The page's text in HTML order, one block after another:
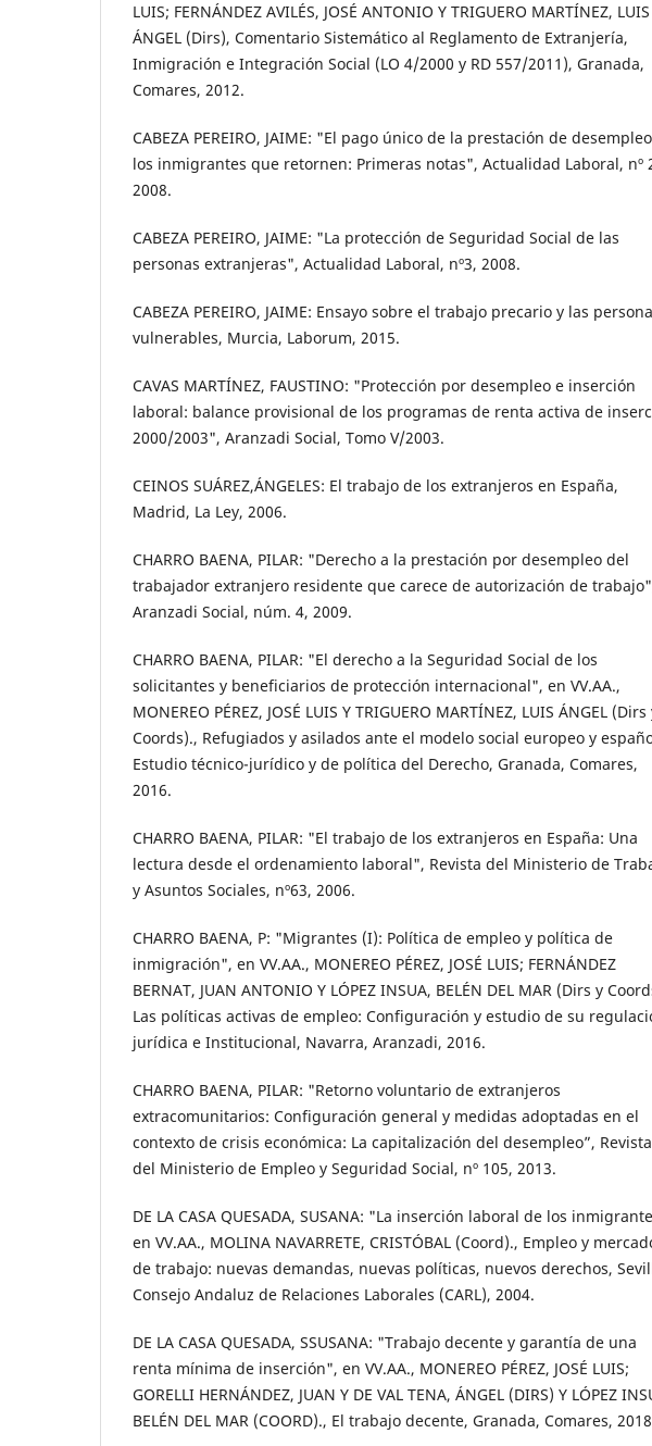
LUIS; FERNÁNDEZ AVILÉS, JOSÉ ANTONIO Y TRIGUERO MARTÍNEZ, LUIS
ÁNGEL (Dirs), Comentario Sistemático al Reglamento de Extranjería,
Inmigración e Integración Social (LO 4/2000 y RD 557/2011), Granada,
Comares, 2012.
CABEZA PEREIRO, JAIME: "El pago único de la prestación de
los inmigrantes que retornen: Primeras notas", Actualidad Laboral, nº
2008.
CABEZA PEREIRO, JAIME: "La protección de Seguridad Social de las
personas extranjeras", Actualidad Laboral, nº3, 2008.
CABEZA PEREIRO, JAIME: Ensayo sobre el trabajo precario y las
vulnerables, Murcia, Laborum, 2015.
CAVAS MARTÍNEZ, FAUSTINO: "Protección por desempleo e inserción
laboral: balance provisional de los programas de renta activa de
2000/2003", Aranzadi Social, Tomo V/2003.
CEINOS SUÁREZ,ÁNGELES: El trabajo de los extranjeros en España,
Madrid, La Ley, 2006.
CHARRO BAENA, PILAR: "Derecho a la prestación por desempleo del
trabajador extranjero residente que carece de autorización de
Aranzadi Social, núm. 4, 2009.
CHARRO BAENA, PILAR: "El derecho a la Seguridad Social de los
solicitantes y beneficiarios de protección internacional", en VV.AA.,
MONEREO PÉREZ, JOSÉ LUIS Y TRIGUERO MARTÍNEZ, LUIS ÁNGEL (Dirs
Coords)., Refugiados y asilados ante el modelo social europeo y
Estudio técnico-jurídico y de política del Derecho, Granada, Comares,
2016.
CHARRO BAENA, PILAR: "El trabajo de los extranjeros en España: Una
lectura desde el ordenamiento laboral", Revista del Ministerio de
y Asuntos Sociales, nº63, 2006.
CHARRO BAENA, P: "Migrantes (I): Política de empleo y política de
inmigración", en VV.AA., MONEREO PÉREZ, JOSÉ LUIS; FERNÁNDEZ
BERNAT, JUAN ANTONIO Y LÓPEZ INSUA, BELÉN DEL MAR (Dirs y
Las políticas activas de empleo: Configuración y estudio de su
jurídica e Institucional, Navarra, Aranzadi, 2016.
CHARRO BAENA, PILAR: "Retorno voluntario de extranjeros
extracomunitarios: Configuración general y medidas adoptadas en el
contexto de crisis económica: La capitalización del desempleo”, Revista
del Ministerio de Empleo y Seguridad Social, nº 105, 2013.
DE LA CASA QUESADA, SUSANA: "La inserción laboral de los
en VV.AA., MOLINA NAVARRETE, CRISTÓBAL (Coord)., Empleo y
de trabajo: nuevas demandas, nuevas políticas, nuevos derechos,
Consejo Andaluz de Relaciones Laborales (CARL), 2004.
DE LA CASA QUESADA, SSUSANA: "Trabajo decente y garantía de una
renta mínima de inserción", en VV.AA., MONEREO PÉREZ, JOSÉ LUIS;
GORELLI HERNÁNDEZ, JUAN Y DE VAL TENA, ÁNGEL (DIRS) Y LÓPEZ
BELÉN DEL MAR (COORD)., El trabajo decente, Granada, Comares,